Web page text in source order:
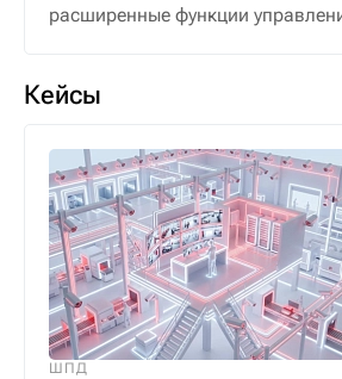
расширенные функции
Кейсы
ШПД